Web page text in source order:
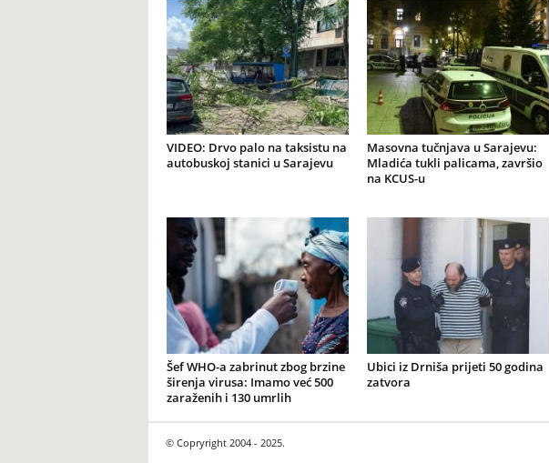
VIDEO: Drvo palo na taksistu na
autobuskoj stanici u Sarajevu
Masovna tučnjava u Sarajevu:
Mladića tukli palicama, završio
na KCUS-u
Šef WHO-a zabrinut zbog brzine
širenja virusa: Imamo već 500
zaraženih i 130 umrlih
Ubici iz Drniša prijeti 50 godina
zatvora
© Copryright 2004 - 2025.